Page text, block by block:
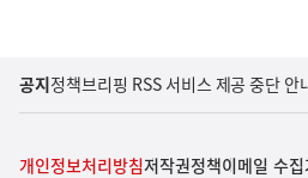
공지정책브리핑 RSS 서비스 제공 중단 안
개인정보처리방침저작권정책이메일 수